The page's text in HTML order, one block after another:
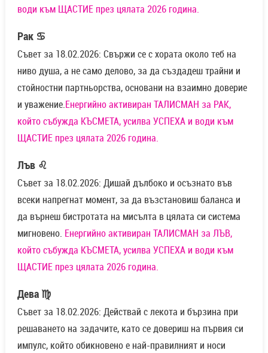
води към ЩАСТИЕ през цялата 2026 година.
Рак ♋
Съвет за 18.02.2026: Свържи се с хората около теб на
ниво душа, а не само делово, за да създадеш трайни и
стойностни партньорства, основани на взаимно доверие
и уважение.Енергийно активиран ТАЛИСМАН за РАК,
който събужда КЪСМЕТА, усилва УСПЕХА и води към
ЩАСТИЕ през цялата 2026 година.
Лъв ♌
Съвет за 18.02.2026: Дишай дълбоко и осъзнато във
всеки напрегнат момент, за да възстановиш баланса и
да върнеш бистротата на мисълта в цялата си система
мигновено. Енергийно активиран ТАЛИСМАН за ЛЪВ,
който събужда КЪСМЕТА, усилва УСПЕХА и води към
ЩАСТИЕ през цялата 2026 година.
Дева ♍
Съвет за 18.02.2026: Действай с лекота и бързина при
решаването на задачите, като се довериш на първия си
импулс, който обикновено е най-правилният и носи